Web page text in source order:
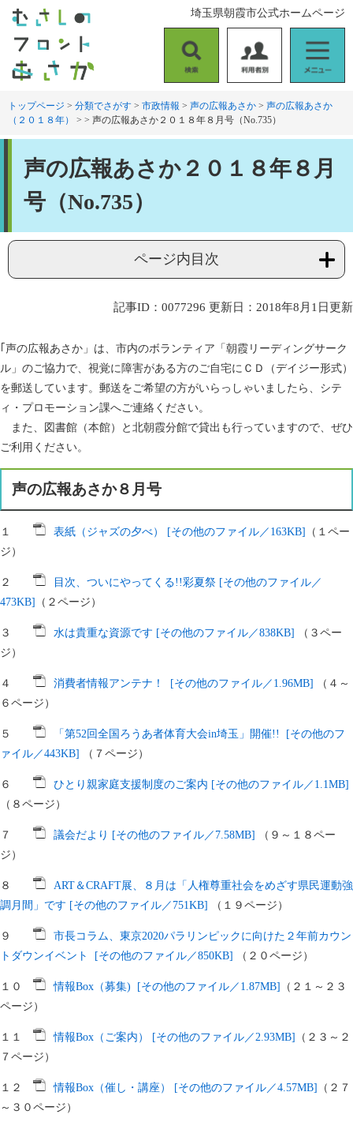
。
て
索
用
者
別
ニ
ュ
埼玉県朝霞市公式ホームページ
トップページ > 分類でさがす > 市政情報 > 声の広報あさか > 声の広報あさか
（２０１８年）
> > 声の広報あさか２０１８年８月号（No.735）
声の広報あさか２０１８年８月
号（No.735）
ページ内目次
記事ID：0077296 更新日：2018年8月1日更新
｢声の広報あさか」は、市内のボランティア「朝霞リーディングサーク
ル」のご協力で、視覚に障害がある方のご自宅にＣＤ（デイジー形式）
を郵送しています。郵送をご希望の方がいらっしゃいましたら、シテ
ィ・プロモーション課へご連絡ください。
また、図書館（本館）と北朝霞分館で貸出も行っていますので、ぜひ
ご利用ください。
声の広報あさか８月号
１ 表紙（ジャズの夕べ） [その他のファイル／163KB]
（１ペー
ジ）
２
目次、ついにやってくる!!彩夏祭 [その他のファイル／
473KB]
（２ページ）
３ 水は貴重な資源です [その他のファイル／838KB]
（３ペー
ジ）
４ 消費者情報アンテナ！ [その他のファイル／1.96MB]
（４～
６ページ）
５
「第52回全国ろうあ者体育大会in埼玉」開催!! [その他のフ
ァイル／443KB]
（７ページ）
６
ひとり親家庭支援制度のご案内 [その他のファイル／1.1MB]
（８ページ）
７ 議会だより [その他のファイル／7.58MB]
（９～１８ペー
ジ）
８
ART＆CRAFT展、８月は「人権尊重社会をめざす県民運動強
調月間」です [その他のファイル／751KB]
（１９ページ）
９
市長コラム、東京2020パラリンピックに向けた２年前カウン
トダウンイベント [その他のファイル／850KB]
（２０ページ）
１０ 情報Box（募集) [その他のファイル／1.87MB]
（２１～２３
ページ）
１１ 情報Box（ご案内） [その他のファイル／2.93MB]
（２３～２
７ページ）
１２ 情報Box（催し・講座） [その他のファイル／4.57MB]
（２７
～３０ページ）